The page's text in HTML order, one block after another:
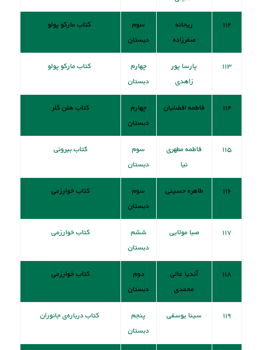
۱۱۲
ریحانه
صفرزاده
سوم
دبستان
کتاب مارکو پولو
۱۱۳
پارسا پور
زاهدی
چهارم
دبستان
کتاب مارکو پولو
۱۱۴ فاطمه افضلیان
چهارم
دبستان
کتاب هلن کلر
۱۱۵
فاطمه مطهری
نیا
سوم
دبستان
کتاب بیرونی
۱۱۶ طاهره حسینی
سوم
دبستان
کتاب خوارزمی
۱۱۷ صبا مولایی
ششم
دبستان
کتاب خوارزمی
۱۱۸
آندیا عالی
محمدی
دوم
دبستان
کتاب خوارزمی
۱۱۹ سینا یوسفی
پنجم
دبستان
کتاب درباره‌ی جانوران